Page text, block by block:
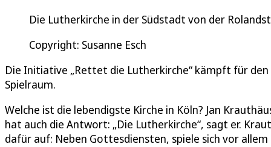
Die Lutherkirche in der Südstadt von der
Copyright: Susanne Esch
Die Initiative „Rettet die Lutherkirche“ kämpft für
Spielraum.
Welche ist die lebendigste Kirche in Köln? Jan
hat auch die Antwort: „Die Lutherkirche“, sagt er.
dafür auf: Neben Gottesdiensten, spiele sich vor